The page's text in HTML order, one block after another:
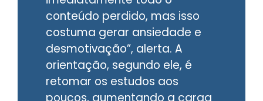
conteúdo perdido, mas isso
costuma gerar ansiedade e
desmotivação”, alerta. A
orientação, segundo ele, é
retomar os estudos aos